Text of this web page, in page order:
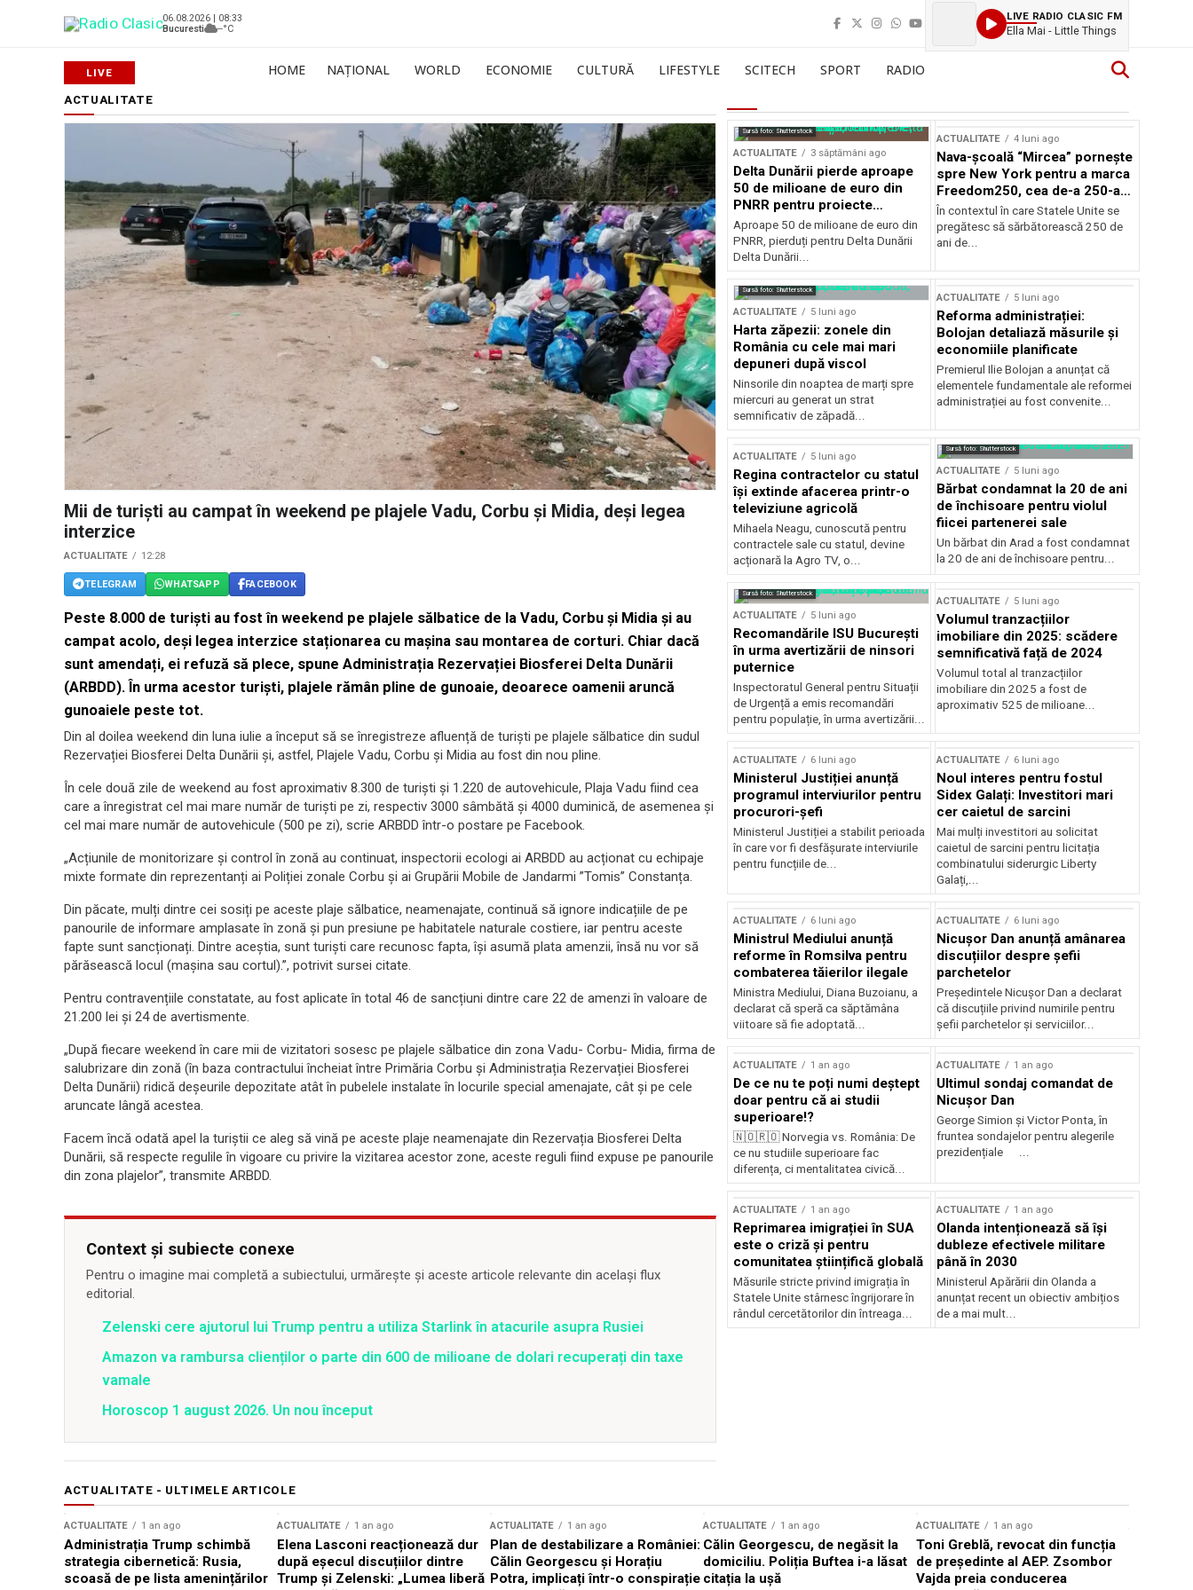
06.08.2026 | 08:33
Bucuresti
--°C
LIVE RADIO CLASIC FM
Ella Mai - Little Things
HOME NAȚIONAL WORLD ECONOMIE CULTURĂ LIFESTYLE SCITECH SPORT RADIO
ACTUALITATE
Mii de turiști au campat în weekend pe plajele Vadu, Corbu și Midia, deși legea
interzice
ACTUALITATE 12:28
TELEGRAM WHATSAPP FACEBOOK
Peste 8.000 de turiști au fost în weekend pe plajele sălbatice de la Vadu, Corbu și Midia și au
campat acolo, deși legea interzice staționarea cu mașina sau montarea de corturi. Chiar dacă
sunt amendați, ei refuză să plece, spune Administrația Rezervației Biosferei Delta Dunării
(ARBDD). În urma acestor turiști, plajele rămân pline de gunoaie, deoarece oamenii aruncă
gunoaiele peste tot.
Din al doilea weekend din luna iulie a început să se înregistreze afluență de turiști pe plajele sălbatice din sudul
Rezervației Biosferei Delta Dunării și, astfel, Plajele Vadu, Corbu și Midia au fost din nou pline.
În cele două zile de weekend au fost aproximativ 8.300 de turiști și 1.220 de autovehicule, Plaja Vadu fiind cea
care a înregistrat cel mai mare număr de turiști pe zi, respectiv 3000 sâmbătă și 4000 duminică, de asemenea și
cel mai mare număr de autovehicule (500 pe zi), scrie ARBDD într-o postare pe Facebook.
„Acțiunile de monitorizare și control în zonă au continuat, inspectorii ecologi ai ARBDD au acționat cu echipaje
mixte formate din reprezentanți ai Poliției zonale Corbu și ai Grupării Mobile de Jandarmi ”Tomis” Constanța.
Din păcate, mulți dintre cei sosiți pe aceste plaje sălbatice, neamenajate, continuă să ignore indicațiile de pe
panourile de informare amplasate în zonă și pun presiune pe habitatele naturale costiere, iar pentru aceste
fapte sunt sancționați. Dintre aceștia, sunt turiști care recunosc fapta, își asumă plata amenzii, însă nu vor să
părăsească locul (mașina sau cortul).”, potrivit sursei citate.
Pentru contravențiile constatate, au fost aplicate în total 46 de sancțiuni dintre care 22 de amenzi în valoare de
21.200 lei și 24 de avertismente.
„După fiecare weekend în care mii de vizitatori sosesc pe plajele sălbatice din zona Vadu- Corbu- Midia, firma de
salubrizare din zonă (în baza contractului încheiat între Primăria Corbu și Administrația Rezervației Biosferei
Delta Dunării) ridică deșeurile depozitate atât în pubelele instalate în locurile special amenajate, cât și pe cele
aruncate lângă acestea.
Facem încă odată apel la turiștii ce aleg să vină pe aceste plaje neamenajate din Rezervația Biosferei Delta
Dunării, să respecte regulile în vigoare cu privire la vizitarea acestor zone, aceste reguli fiind expuse pe panourile
din zona plajelor”, transmite ARBDD.
Context și subiecte conexe
Pentru o imagine mai completă a subiectului, urmărește și aceste articole relevante din același flux
editorial.
Zelenski cere ajutorul lui Trump pentru a utiliza Starlink în atacurile asupra Rusiei
Amazon va rambursa clienților o parte din 600 de milioane de dolari recuperați din taxe
vamale
Horoscop 1 august 2026. Un nou început
Sursă foto: Shutterstock
ACTUALITATE 3 săptămâni ago
Delta Dunării pierde aproape
50 de milioane de euro din
PNRR pentru proiecte
esențiale
Aproape 50 de milioane de euro din
PNRR, pierduți pentru Delta Dunării
Delta Dunării...
ACTUALITATE 4 luni ago
Nava-școală “Mircea” pornește
spre New York pentru a marca
Freedom250, cea de-a 250-a
aniversare a Statelor Unite
În contextul în care Statele Unite se
pregătesc să sărbătorească 250 de
ani de...
Sursă foto: Shutterstock
ACTUALITATE 5 luni ago
Harta zăpezii: zonele din
România cu cele mai mari
depuneri după viscol
Ninsorile din noaptea de marți spre
miercuri au generat un strat
semnificativ de zăpadă...
ACTUALITATE 5 luni ago
Reforma administrației:
Bolojan detaliază măsurile și
economiile planificate
Premierul Ilie Bolojan a anunțat că
elementele fundamentale ale reformei
administrației au fost convenite...
ACTUALITATE 5 luni ago
Regina contractelor cu statul
își extinde afacerea printr-o
televiziune agricolă
Mihaela Neagu, cunoscută pentru
contractele sale cu statul, devine
acționară la Agro TV, o...
Sursă foto: Shutterstock
ACTUALITATE 5 luni ago
Bărbat condamnat la 20 de ani
de închisoare pentru violul
fiicei partenerei sale
Un bărbat din Arad a fost condamnat
la 20 de ani de închisoare pentru...
Sursă foto: Shutterstock
ACTUALITATE 5 luni ago
Recomandările ISU București
în urma avertizării de ninsori
puternice
Inspectoratul General pentru Situații
de Urgență a emis recomandări
pentru populație, în urma avertizării...
ACTUALITATE 5 luni ago
Volumul tranzacțiilor
imobiliare din 2025: scădere
semnificativă față de 2024
Volumul total al tranzacțiilor
imobiliare din 2025 a fost de
aproximativ 525 de milioane...
ACTUALITATE 6 luni ago
Ministerul Justiției anunță
programul interviurilor pentru
procurori-șefi
Ministerul Justiției a stabilit perioada
în care vor fi desfășurate interviurile
pentru funcțiile de...
ACTUALITATE 6 luni ago
Noul interes pentru fostul
Sidex Galați: Investitori mari
cer caietul de sarcini
Mai mulți investitori au solicitat
caietul de sarcini pentru licitația
combinatului siderurgic Liberty
Galați,...
ACTUALITATE 6 luni ago
Ministrul Mediului anunță
reforme în Romsilva pentru
combaterea tăierilor ilegale
Ministra Mediului, Diana Buzoianu, a
declarat că speră ca săptămâna
viitoare să fie adoptată...
ACTUALITATE 6 luni ago
Nicușor Dan anunță amânarea
discuțiilor despre șefii
parchetelor
Președintele Nicușor Dan a declarat
că discuțiile privind numirile pentru
șefii parchetelor și serviciilor...
ACTUALITATE 1 an ago
De ce nu te poți numi deștept
doar pentru că ai studii
superioare!?
🇳🇴🇷🇴 Norvegia vs. România: De
ce nu studiile superioare fac
diferența, ci mentalitatea civică...
ACTUALITATE 1 an ago
Ultimul sondaj comandat de
Nicușor Dan
George Simion și Victor Ponta, în
fruntea sondajelor pentru alegerile
prezidențiale ...
ACTUALITATE 1 an ago
Reprimarea imigrației în SUA
este o criză și pentru
comunitatea științifică globală
Măsurile stricte privind imigrația în
Statele Unite stârnesc îngrijorare în
rândul cercetătorilor din întreaga...
ACTUALITATE 1 an ago
Olanda intenționează să își
dubleze efectivele militare
până în 2030
Ministerul Apărării din Olanda a
anunțat recent un obiectiv ambițios
de a mai mult...
ACTUALITATE - ULTIMELE ARTICOLE
ACTUALITATE 1 an ago
Administrația Trump schimbă
strategia cibernetică: Rusia,
scoasă de pe lista amenințărilor
ACTUALITATE 1 an ago
Elena Lasconi reacționează dur
după eșecul discuțiilor dintre
Trump și Zelenski: „Lumea liberă
ACTUALITATE 1 an ago
Plan de destabilizare a României:
Călin Georgescu și Horațiu
Potra, implicați într-o conspirație
ACTUALITATE 1 an ago
Călin Georgescu, de negăsit la
domiciliu. Poliția Buftea i-a lăsat
citația la ușă
ACTUALITATE 1 an ago
Toni Greblă, revocat din funcția
de președinte al AEP. Zsombor
Vajda preia conducerea